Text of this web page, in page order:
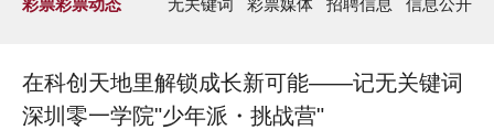
彩票彩票动态 无关键词 彩票媒体 招聘信息 信息公开
在科创天地里解锁成长新可能——记无关键词
深圳零一学院"少年派・挑战营"